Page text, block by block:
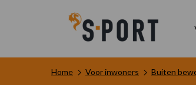
Home Voor inwoners Buiten